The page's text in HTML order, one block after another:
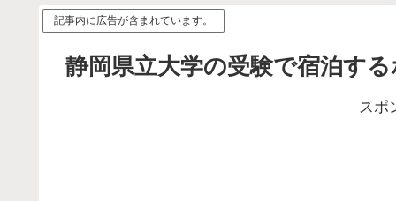
記事内に広告が含まれています。
静岡県立大学の受験で宿泊す
スポ